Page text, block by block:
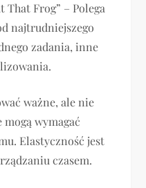
That Frog” – Polega
najtrudniejszego
zadania, inne
ważne, ale nie
wymagać
Elastyczność jest
czasem.